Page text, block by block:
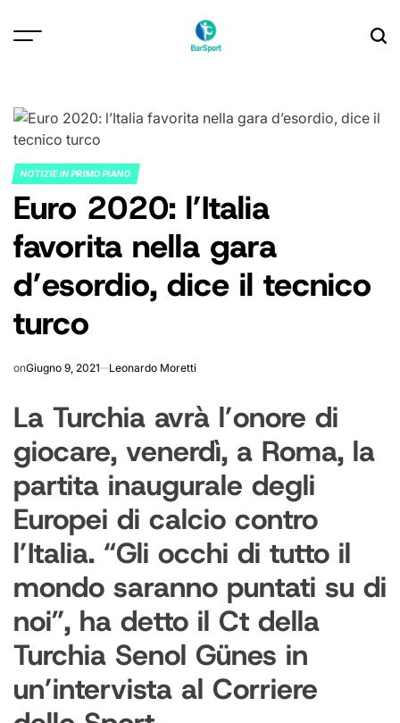
POSTED
IN
NOTIZIE IN PRIMO PIANO
Euro 2020: l’Italia
favorita nella gara
d’esordio, dice il tecnico
turco
onGiugno 9, 2021 Leonardo Moretti
La Turchia avrà l’onore di
giocare, venerdì, a Roma, la
partita inaugurale degli
Europei di calcio contro
l’Italia. “Gli occhi di tutto il
mondo saranno puntati su di
noi”, ha detto il Ct della
Turchia Senol Günes in
un’intervista al Corriere